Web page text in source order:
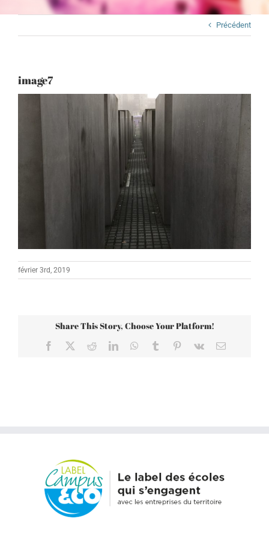
Précédent
image7
février 3rd, 2019
Share This Story, Choose Your Platform!
Facebook RedditLinkedInWhatsApp
Tumblr Pinterest
Vk Email